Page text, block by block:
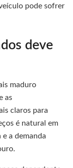
pode sofrer
deve
maduro
as
claros para
é natural em
a demanda